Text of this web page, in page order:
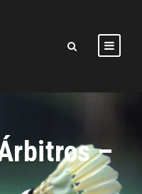
–